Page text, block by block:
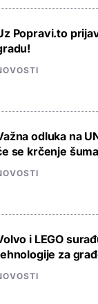
Popravi.to
odluka na
se krčenje šuma
i LEGO
za